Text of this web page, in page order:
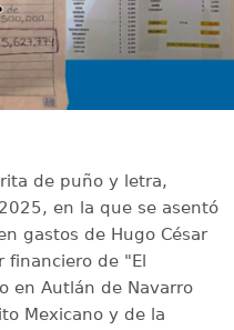
de puño y letra,
en la que se asentó
gastos de Hugo César
financiero de "El
en Autlán de Navarro
Mexicano y de la